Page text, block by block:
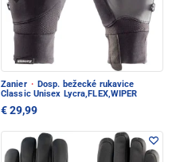
Zanier · Dosp. bežecké rukavice
Classic Unisex Lycra,FLEX,WIPER
€ 29,99